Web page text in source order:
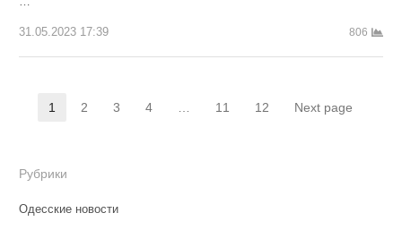
31.05.2023 17:39 806
Навигация
записям
Страница
1 Страница
2 Страница
3 Страница
4 Страница
11 Страница
12 Next page
Рубрики
Одесские новости